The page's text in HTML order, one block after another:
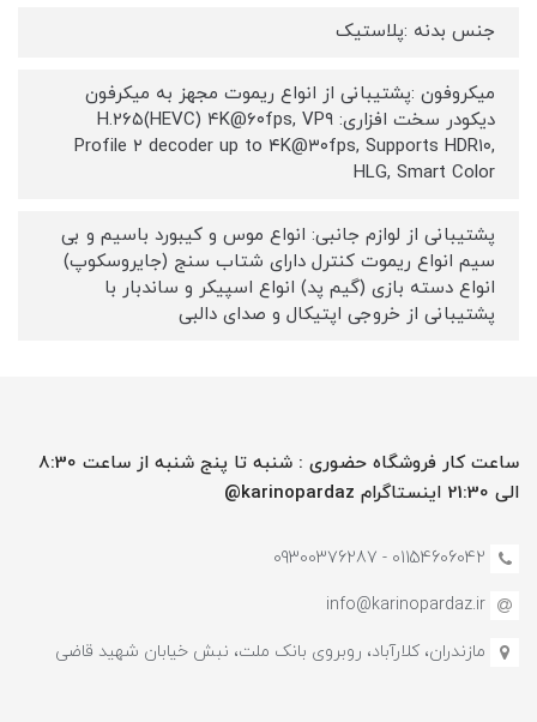
جنس بدنه :پلاستیک
میکروفون :پشتیبانی از انواع ریموت مجهز به میکرفون
دیکودر سخت افزاری: H.۲۶۵(HEVC) ۴K@۶۰fps, VP۹
Profile ۲ decoder up to ۴K@۳۰fps, Supports HDR۱۰,
HLG, Smart Color
پشتیبانی از لوازم جانبی: انواع موس و کیبورد باسیم و بی
سیم انواع ریموت کنترل دارای شتاب سنج (جایروسکوپ)
انواع دسته بازی (گیم پد) انواع اسپیکر و ساندبار با
پشتیبانی از خروجی اپتیکال و صدای دالبی
ساعت کار فروشگاه حضوری : شنبه تا پنج شنبه از ساعت 8:30
الی 21:30 اینستاگرام karinopardaz@
01154606042 - 09300376287
info@karinopardaz.ir
مازندران، کلارآباد، روبروی بانک ملت، نبش خیابان شهید قاضی